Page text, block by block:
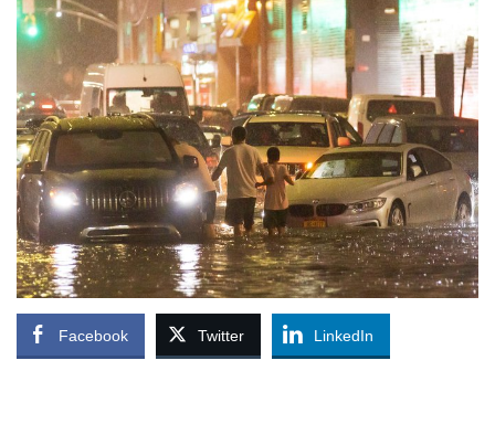
Facebook Twitter LinkedIn